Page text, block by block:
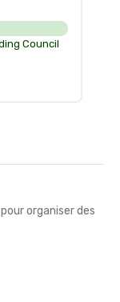
Council
organiser des